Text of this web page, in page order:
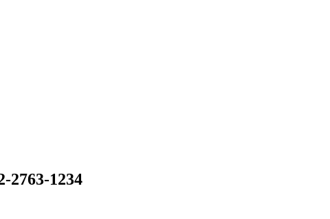
1234